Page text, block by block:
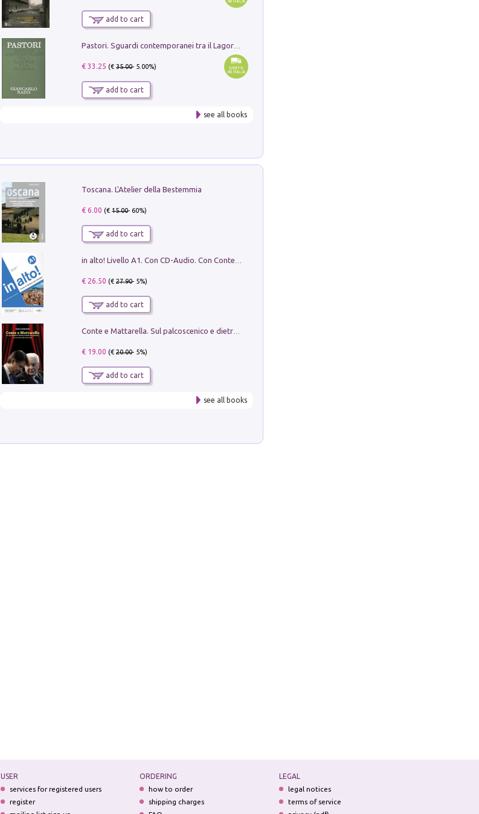
add to cart
€ 33.25 (€35.00- 5.00%)
add to cart
see all books
Toscana. L'Atelier della Bestemmia
€ 6.00 (€15.00- 60%)
add to cart
€ 26.50 (€27.90- 5%)
add to cart
€ 19.00 (€20.00- 5%)
add to cart
see all books
USER
services for registered users
register
ORDERING
how to order
shipping charges
LEGAL
legal notices
terms of service